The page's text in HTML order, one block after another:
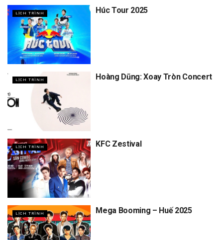
LỊCH TRÌNH Húc Tour 2025
LỊCH TRÌNH Hoàng Dũng: Xoay Tròn Concert
LỊCH TRÌNH KFC Zestival
LỊCH TRÌNH Mega Booming – Huế 2025